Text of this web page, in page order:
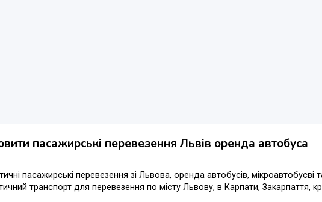
пасажирські перевезення Львів оренда автобуса
пасажирські перевезення зі Львова, оренда автобусів,
транспорт для перевезення по місту Львову, в Карпати, Закарпаття,